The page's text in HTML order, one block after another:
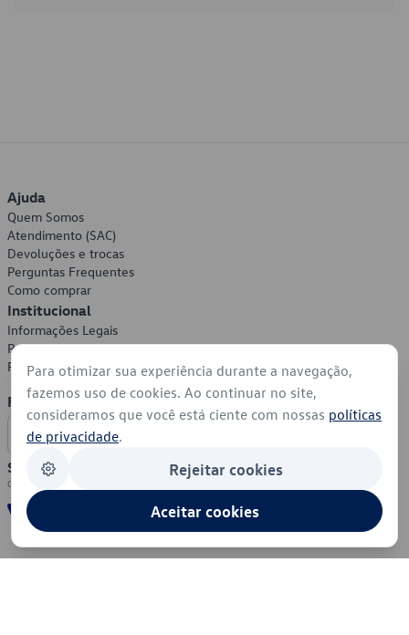
Ajuda
Quem Somos
Atendimento (SAC)
Devoluções e trocas
Perguntas Frequentes
Como comprar
Institucional
Informações Legais
Política de Privacidade
Política de Cookies
Formas de Pagamento
Segurança
Para otimizar sua experiência durante a navegação,
fazemos uso de cookies. Ao continuar no site,
consideramos que você está ciente com nossas políticas
de privacidade.
Rejeitar cookies
Aceitar cookies